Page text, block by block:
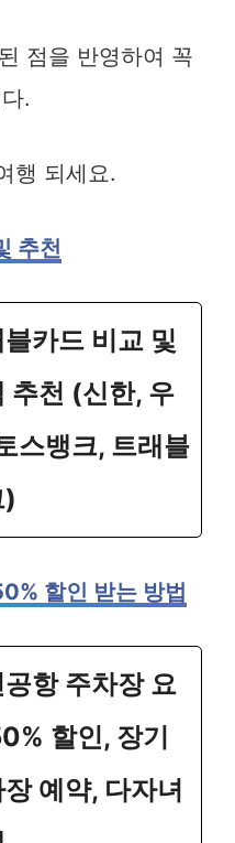
점을 반영하여 꼭
.
행 되세요.
추천
카드 비교 및
추천 (신한, 우
스뱅크, 트래블
)
할인 받는 방법
공항 주차장 요
할인, 장기
예약, 다자녀